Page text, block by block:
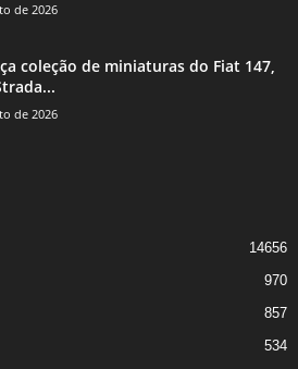
de 2026
coleção de miniaturas do Fiat 147,
de 2026
14656
970
857
534